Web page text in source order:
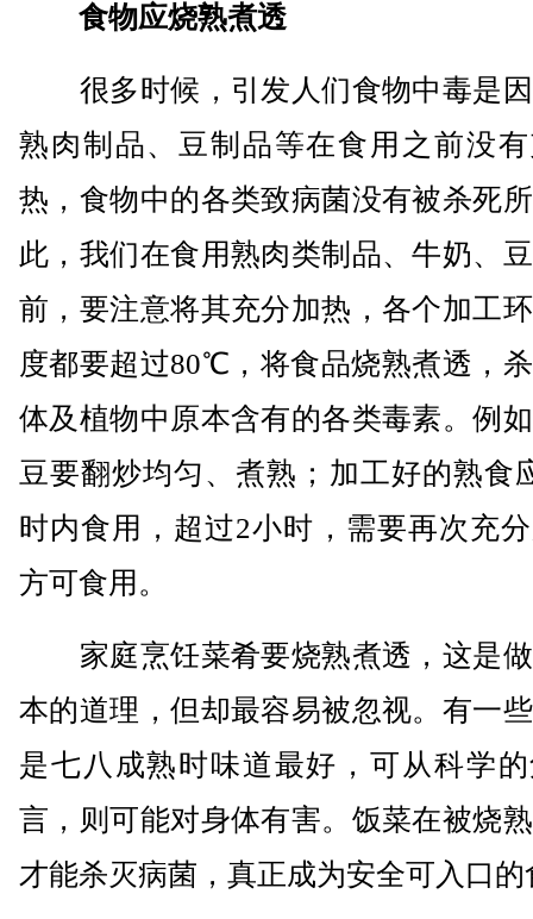
食物应烧熟煮透
很多时候，引发人们食物中毒是
熟肉制品、豆制品等在食用之前没
热，食物中的各类致病菌没有被杀死
此，我们在食用熟肉类制品、牛奶、
前，要注意将其充分加热，各个加工
度都要超过80℃，将食品烧熟煮透，
体及植物中原本含有的各类毒素。例
豆要翻炒均匀、煮熟；加工好的熟食
时内食用，超过2小时，需要再次充
方可食用。
家庭烹饪菜肴要烧熟煮透，这是
本的道理，但却最容易被忽视。有一
是七八成熟时味道最好，可从科学
言，则可能对身体有害。饭菜在被烧
才能杀灭病菌，真正成为安全可入口的